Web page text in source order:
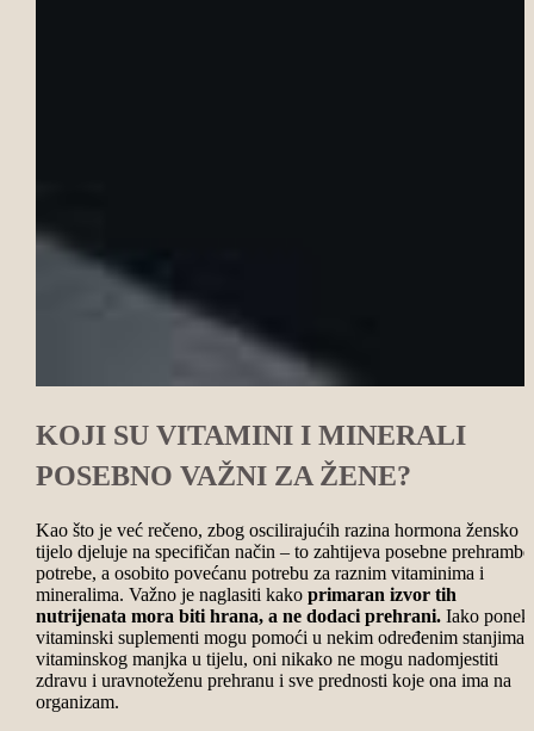
KOJI SU VITAMINI I MINERALI
POSEBNO VAŽNI ZA ŽENE?
Kao što je već rečeno, zbog oscilirajućih razina hormona žensko
tijelo djeluje na specifičan način – to zahtijeva posebne
potrebe, a osobito povećanu potrebu za raznim vitaminima i
mineralima. Važno je naglasiti kako primaran izvor tih
nutrijenata mora biti hrana, a ne dodaci prehrani.Iako
vitaminski suplementi mogu pomoći u nekim određenim stanjima
vitaminskog manjka u tijelu, oni nikako ne mogu nadomjestiti
zdravu i uravnoteženu prehranu i sve prednosti koje ona ima na
organizam.